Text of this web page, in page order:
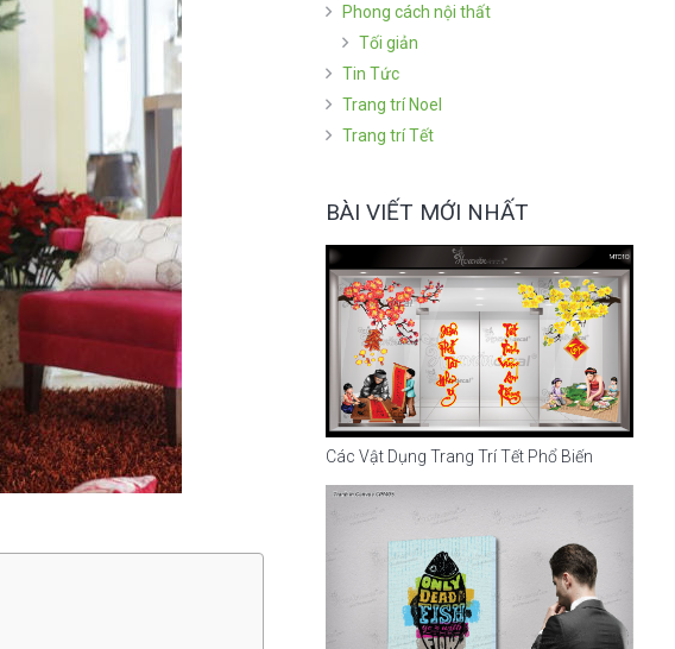
Phong cách nội thất
Tối giản
Tin Tức
Trang trí Noel
Trang trí Tết
BÀI VIẾT MỚI NHẤT
Các Vật Dụng Trang Trí Tết Phổ Biến